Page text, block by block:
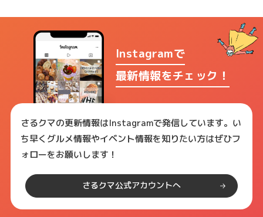
Instagramで
最新情報をチェック！
さるクマの更新情報はInstagramで発信しています。い
ち早くグルメ情報やイベント情報を知りたい方はぜひフ
ォローをお願いします！
さるクマ公式アカウントへ